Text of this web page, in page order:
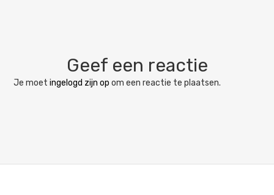
Geef een reactie
Je moetingelogd zijn op om een reactie te plaatsen.